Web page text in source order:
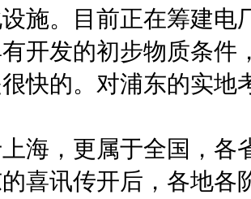
施。目前正在筹建电
开发的初步物质条件
快的。对浦东的实地
海，更属于全国，各
喜讯传开后，各地各